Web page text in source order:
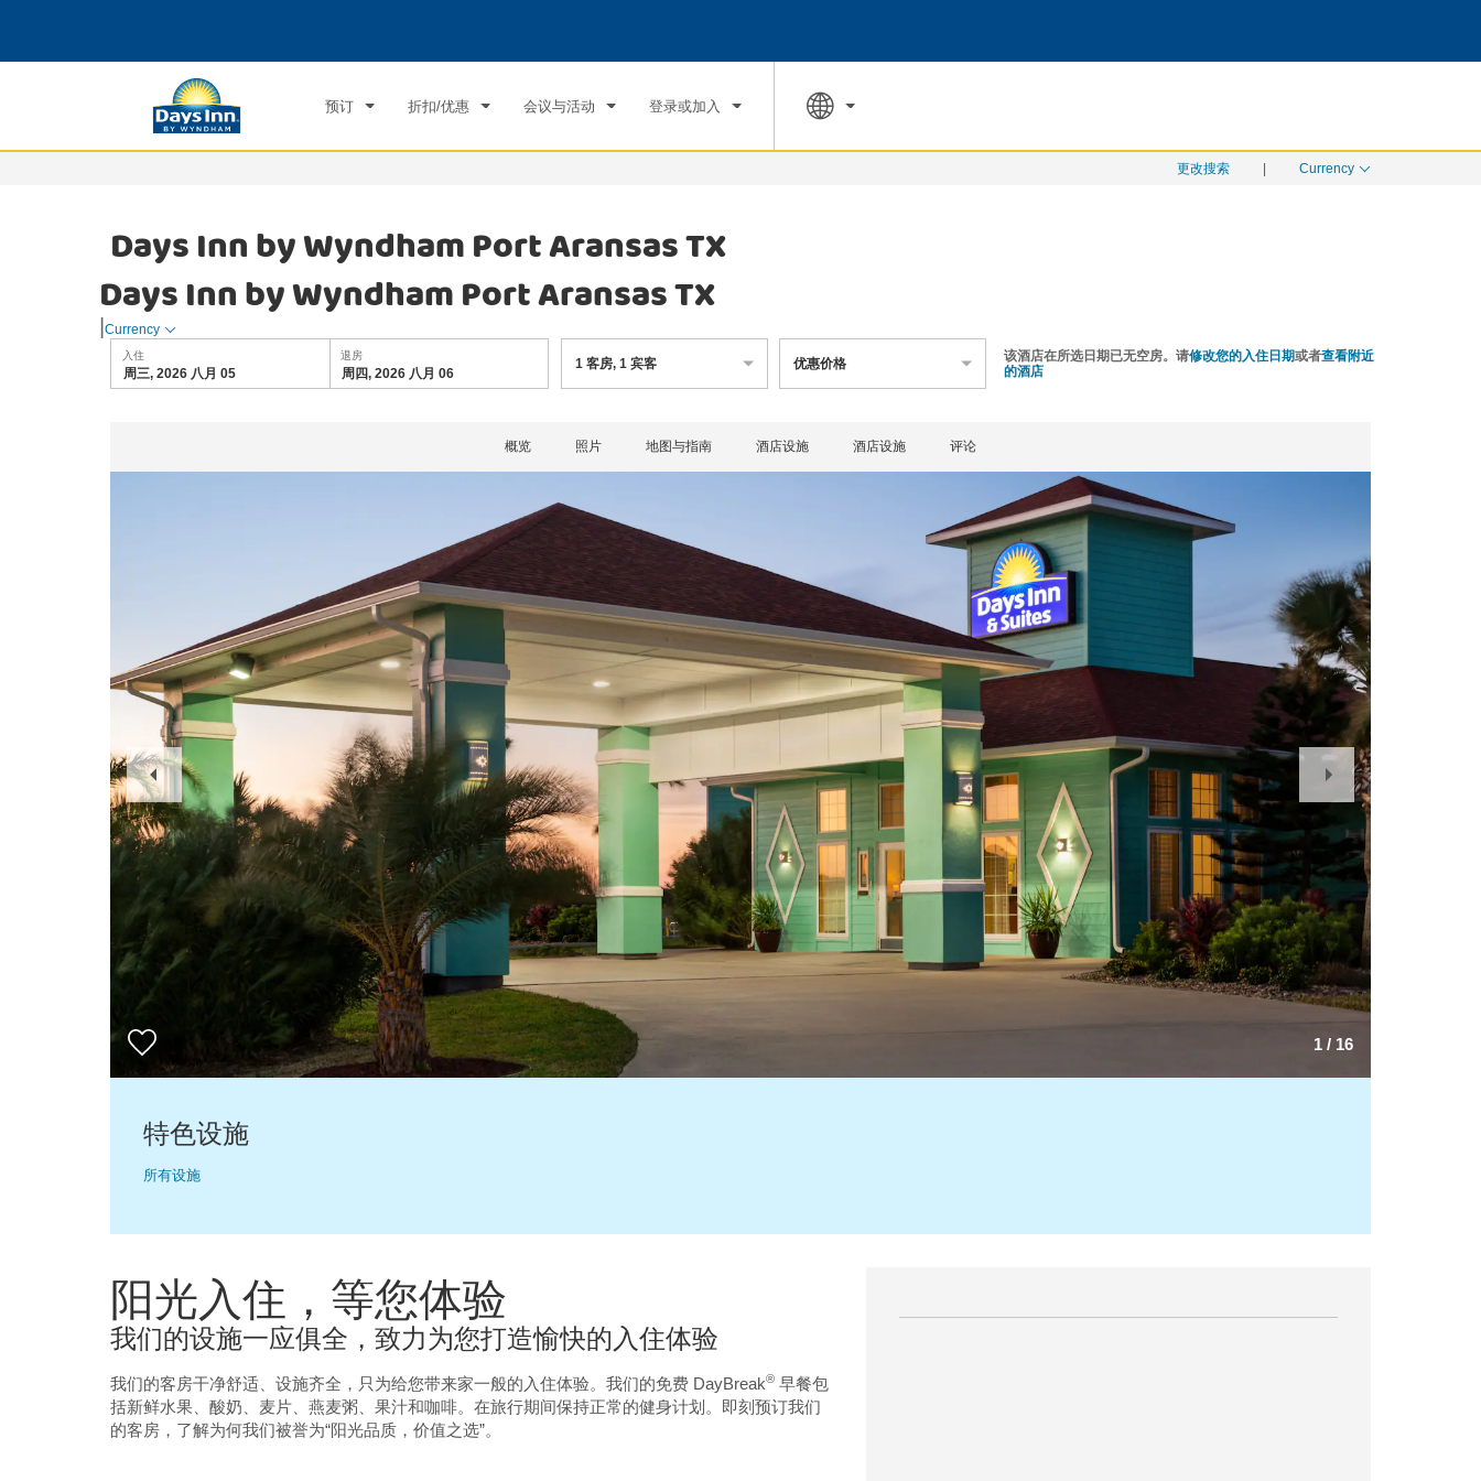
预订 折扣/优惠 会议与活动 登录或加入
更改搜索 Currency
Days Inn by Wyndham Port Aransas TX
Days Inn by Wyndham Port Aransas TX
Currency
入住
周三, 2026 八月 05
退房
周四, 2026 八月 06
1 客房,1 宾客 优惠价格 该酒店在所选日期已无空房。请修改您的入住日期或者查看附近
的酒店
概览 照片 地图与指南 酒店设施 酒店设施 评论
1 / 16
Previous
Slide
Next
Slide
特色设施
所有设施
阳光入住，等您体验
我们的设施一应俱全，致力为您打造愉快的入住体验
我们的客房干净舒适、设施齐全，只为给您带来家一般的入住体验。我们的免费 DayBreak® 早餐包
括新鲜水果、酸奶、麦片、燕麦粥、果汁和咖啡。在旅行期间保持正常的健身计划。即刻预订我们
的客房，了解为何我们被誉为“阳光品质，价值之选”。